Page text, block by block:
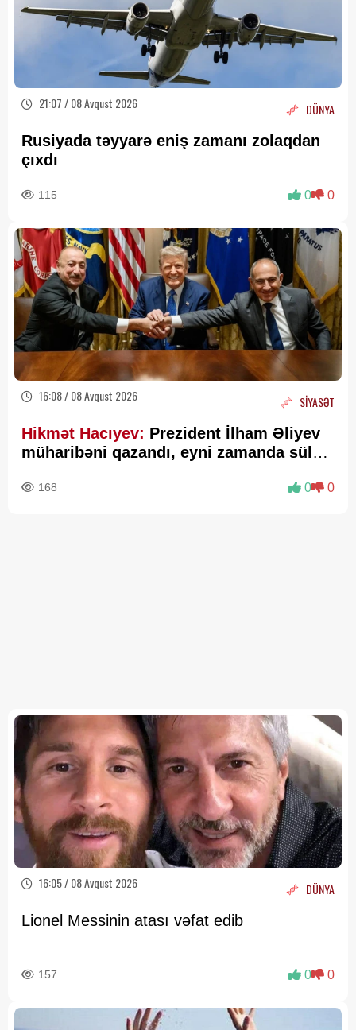
21:07 / 08 Avqust 2026 DÜNYA
Rusiyada təyyarə eniş zamanı zolaqdan
çıxdı
115 0 0
16:08 / 08 Avqust 2026 SİYASƏT
Hikmət Hacıyev: Prezident İlham Əliyev
müharibəni qazandı, eyni zamanda sülhü
168 0 0
16:05 / 08 Avqust 2026 DÜNYA
Lionel Messinin atası vəfat edib
157 0 0